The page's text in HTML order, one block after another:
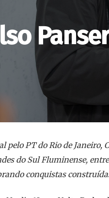
pelo PT do Rio de Janeiro,
do Sul Fluminense,
conquistas